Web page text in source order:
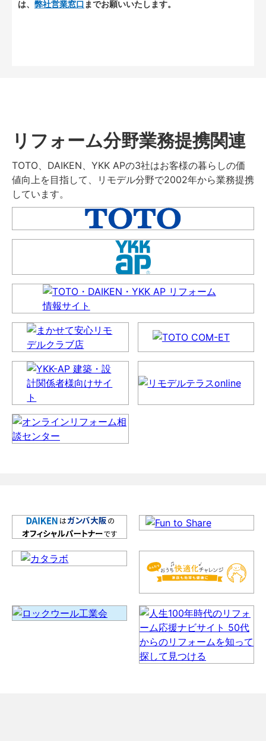
は、 弊社営業窓口 までお願いいたします。
リフォーム分野業務提携関連
TOTO、DAIKEN、YKK APの3社はお客様の暮らしの価
値向上を目指して、リモデル分野で2002年から業務提携
しています。